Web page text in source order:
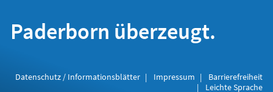
Paderborn überzeugt.
Datenschutz / Informationsblätter Impressum
Barrierefreiheit
Leichte Sprache